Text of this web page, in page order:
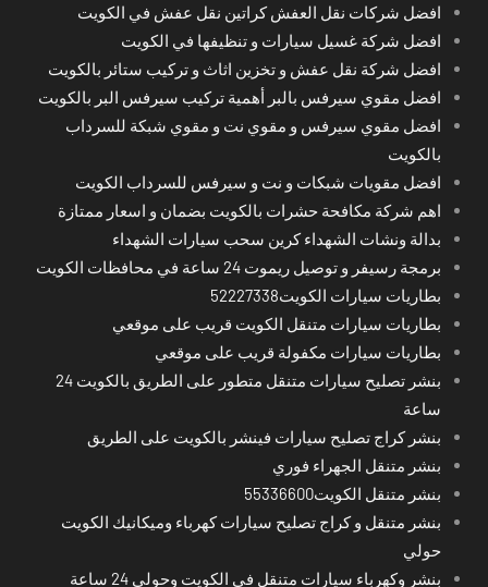
افضل شركات نقل العفش كراتين نقل عفش في الكويت
افضل شركة غسيل سيارات و تنظيفها في الكويت
افضل شركة نقل عفش و تخزين اثاث و تركيب ستائر بالكويت
افضل مقوي سيرفس بالبر أهمية تركيب سيرفس البر بالكويت
افضل مقوي سيرفس و مقوي نت و مقوي شبكة للسرداب
بالكويت
افضل مقويات شبكات و نت و سيرفس للسرداب الكويت
اهم شركة مكافحة حشرات بالكويت بضمان و اسعار ممتازة
بدالة ونشات الشهداء كرين سحب سيارات الشهداء
برمجة رسيفر و توصيل ريموت 24 ساعة في محافظات الكويت
بطاريات سيارات الكويت52227338
بطاريات سيارات متنقل الكويت قريب على موقعي
بطاريات سيارات مكفولة قريب على موقعي
بنشر تصليح سيارات متنقل متطور على الطريق بالكويت 24
ساعة
بنشر كراج تصليح سيارات فينشر بالكويت على الطريق
بنشر متنقل الجهراء فوري
بنشر متنقل الكويت55336600
بنشر متنقل و كراج تصليح سيارات كهرباء وميكانيك الكويت
حولي
بنشر وكهرباء سيارات متنقل في الكويت وحولي 24 ساعة